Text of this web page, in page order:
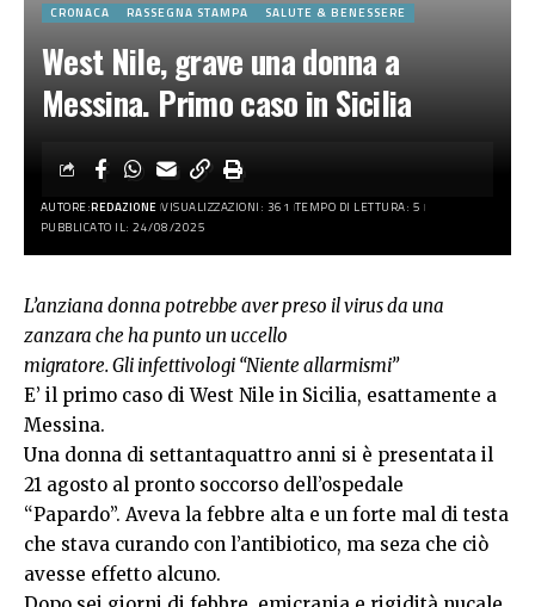
CRONACA RASSEGNA STAMPA SALUTE & BENESSERE
West Nile, grave una donna a
Messina. Primo caso in Sicilia
AUTORE:REDAZIONE VISUALIZZAZIONI: 361 TEMPO DI LETTURA: 5
PUBBLICATO IL: 24/08/2025
L’anziana donna potrebbe aver preso il virus da una
zanzara che ha punto un uccello
migratore. Gli infettivologi “Niente allarmismi”
E’ il primo caso di West Nile in Sicilia, esattamente a
Messina.
Una donna di settantaquattro anni si è presentata il
21 agosto al pronto soccorso dell’ospedale
“Papardo”. Aveva la febbre alta e un forte mal di testa
che stava curando con l’antibiotico, ma seza che ciò
avesse effetto alcuno.